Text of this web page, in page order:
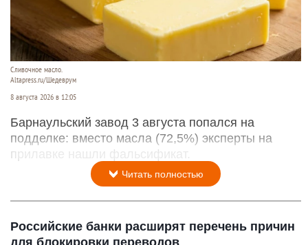
Сливочное масло.
Altapress.ru/Шедеврум
8 августа 2026 в 12:05
Барнаульский завод 3 августа попался на
подделке: вместо масла (72,5%) эксперты на
прилавке нашли фальсификат.
Читать полностью
Российские банки расширят перечень причин
для блокировки переводов